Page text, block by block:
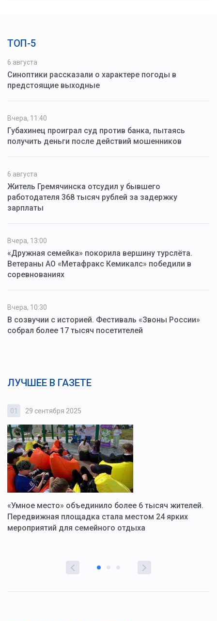
ТОП-5
6 августа
Синоптики рассказали о характере погоды в
предстоящие выходные
Вчера, 11:40
Губахинец проиграл суд против банка, пытаясь
получить деньги после действий мошенников
6 августа
Житель Гремячинска отсудил у бывшего
работодателя 368 тысяч рублей за задержку
зарплаты
Вчера, 13:00
«Дружная семейка» покорила вершину турслёта.
Ветераны АО «Метафракс Кемикалс» победили в
соревнованиях
Вчера, 10:30
В созвучии с историей. Фестиваль «Звоны России»
собрал более 17 тысяч посетителей
ЛУЧШЕЕ В ГАЗЕТЕ
01 29 сентября 2025
«Умное место» объединило более 6 тысяч жителей.
Передвижная площадка стала местом 24 ярких
мероприятий для семейного отдыха